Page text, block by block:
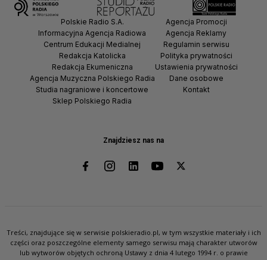
Znajdziesz nas na
Polskie Radio S.A.
Informacyjna Agencja Radiowa
Centrum Edukacji Medialnej
Redakcja Katolicka
Redakcja Ekumeniczna
Agencja Muzyczna Polskiego Radia
Studia nagraniowe i koncertowe
Sklep Polskiego Radia
Agencja Promocji
Agencja Reklamy
Regulamin serwisu
Polityka prywatności
Ustawienia prywatności
Dane osobowe
Kontakt
Treści, znajdujące się w serwisie polskieradio.pl, w tym wszystkie materiały i ich
części oraz poszczególne elementy samego serwisu mają charakter utworów
lub wytworów objętych ochroną Ustawy z dnia 4 lutego 1994 r. o prawie